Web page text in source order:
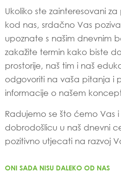
Ukoliko ste zainteresovani
kod nas, srdačno Vas
upoznate s našim dnevnim
zakažite termin kako biste
prostorije, naš tim i naš
odgovoriti na vaša pitanja i
informacije o našem
Radujemo se što ćemo Vas
dobrodošlicu u naš dnevni
pozitivno utjecati na razvoj
ONI SADA NISU DALEKO OD NAS